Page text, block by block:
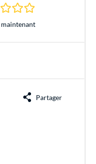
0.0 Étoiles à 0
maintenant
Partager